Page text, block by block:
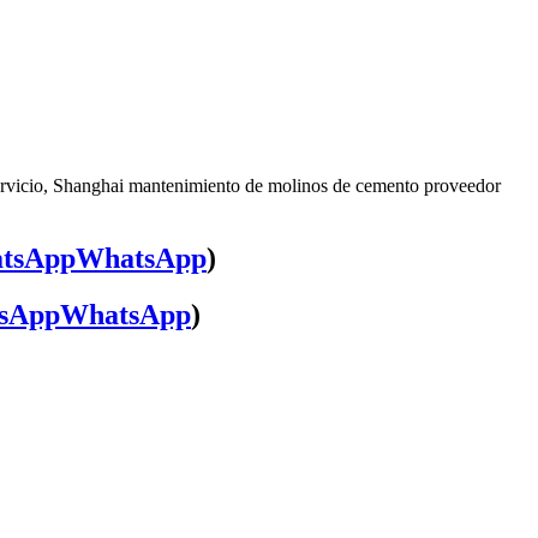
Shanghai mantenimiento de molinos de cemento proveedor
WhatsApp)
WhatsApp)